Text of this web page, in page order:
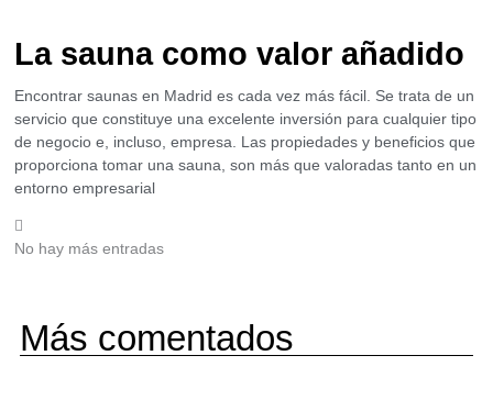
Más comentados
La sauna como valor añadido
Encontrar saunas en Madrid es cada vez más fácil. Se trata de un
servicio que constituye una excelente inversión para cualquier tipo
de negocio e, incluso, empresa. Las propiedades y beneficios que
proporciona tomar una sauna, son más que valoradas tanto en un
entorno empresarial
No hay más entradas